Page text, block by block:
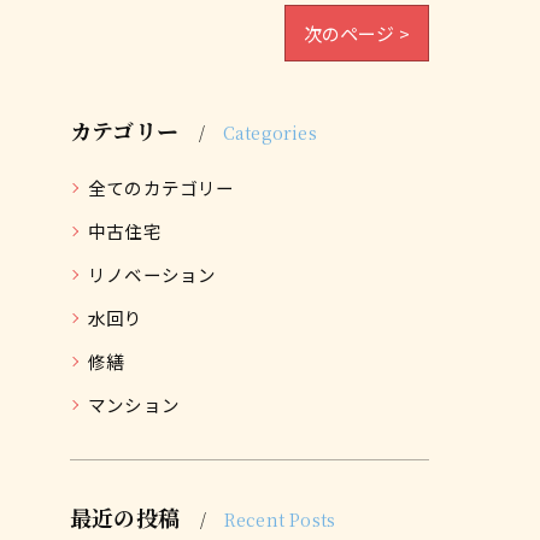
次のページ >
カテゴリー Categories
全てのカテゴリー
中古住宅
リノベーション
水回り
修繕
マンション
最近の投稿 Recent Posts